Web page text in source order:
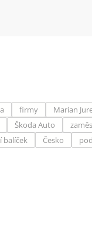
firmy Marian
Škoda Auto
balíček Česko